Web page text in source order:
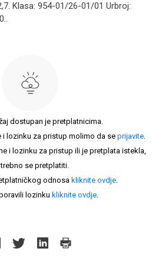
Klasa: 954-01/26-01/01 Urbroj:
dostupan je pretplatnicima.
lozinku za pristup molimo da se prijavite.
i lozinku za pristup ili je pretplata istekla,
se pretplatiti.
odnosa kliknite ovdje.
lozinku kliknite ovdje.